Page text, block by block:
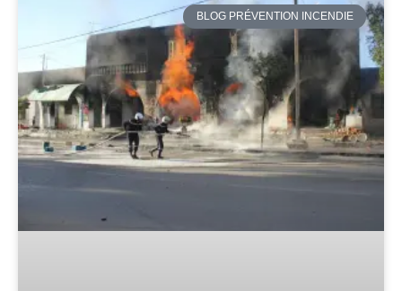
BLOG PRÉVENTION INCENDIE